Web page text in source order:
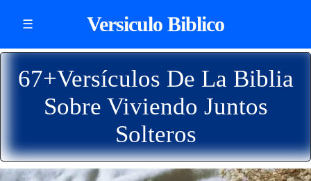
☰ Versiculo Biblico
67+Versículos De La Biblia
Sobre Viviendo Juntos
Solteros